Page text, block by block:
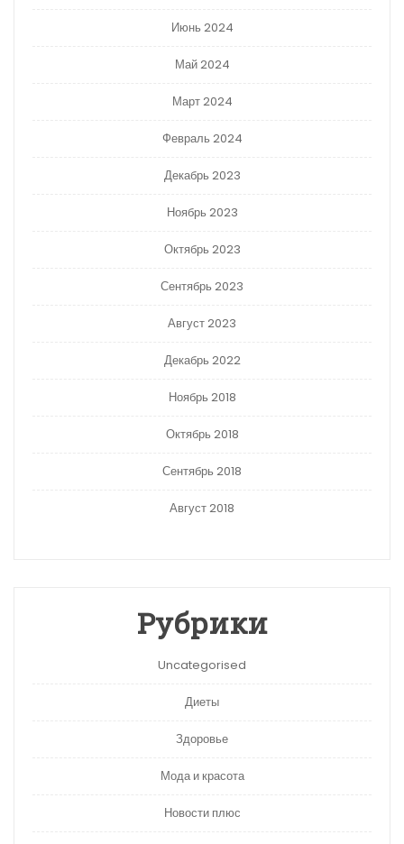
Июнь 2024
Май 2024
Март 2024
Февраль 2024
Декабрь 2023
Ноябрь 2023
Октябрь 2023
Сентябрь 2023
Август 2023
Декабрь 2022
Ноябрь 2018
Октябрь 2018
Сентябрь 2018
Август 2018
Рубрики
Uncategorised
Диеты
Здоровье
Мода и красота
Новости плюс